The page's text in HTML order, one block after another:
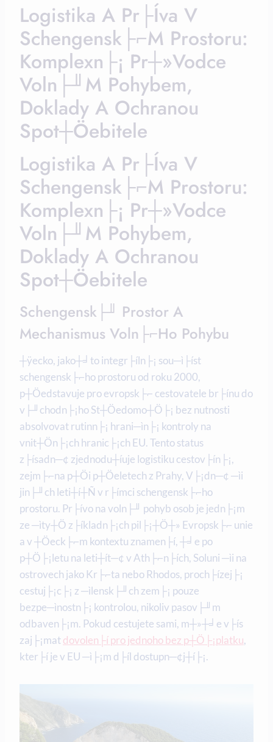
Logistika A Pr├íva V
Schengensk├⌐m Prostoru:
Komplexn├¡ Pr┼»vodce
Voln├╜m Pohybem,
Doklady A Ochranou
Spot┼Öebitele
Logistika A Pr├íva V
Schengensk├⌐m Prostoru:
Komplexn├¡ Pr┼»vodce
Voln├╜m Pohybem,
Doklady A Ochranou
Spot┼Öebitele
Schengensk├╜ Prostor A
Mechanismus Voln├⌐ho Pohybu
┼ÿecko, jako┼╛to integr├íln├¡ sou─ì├íst
schengensk├⌐ho prostoru od roku 2000,
p┼Öedstavuje pro evropsk├⌐ cestovatele br├ínu do
v├╜chodn├¡ho St┼Öedomo┼Ö├¡ bez nutnosti
absolvovat rutinn├¡ hrani─ìn├¡ kontroly na
vnit┼Ön├¡ch hranic├¡ch EU. Tento status
z├ísadn─¢ zjednodu┼íuje logistiku cestov├ín├¡,
zejm├⌐na p┼Öi p┼Öeletech z Prahy, V├¡dn─¢ ─ìi
jin├╜ch leti┼í┼Ñ v r├ímci schengensk├⌐ho
prostoru. Pr├ívo na voln├╜ pohyb osob je jedn├¡m
ze ─ìty┼Ö z├íkladn├¡ch pil├¡┼Ö┼» Evropsk├⌐ unie
a v ┼Öeck├⌐m kontextu znamen├í, ┼╛e po
p┼Ö├¡letu na leti┼ít─¢ v Ath├⌐n├ích, Soluni ─ìi na
ostrovech jako Kr├⌐ta nebo Rhodos, proch├ízej├¡
cestuj├¡c├¡ z ─ìlensk├╜ch zem├¡ pouze
bezpe─ìnostn├¡ kontrolou, nikoliv pasov├╜m
odbaven├¡m. Pokud cestujete sami, m┼»┼╛e v├ís
zaj├¡matdovolen├í pro jednoho bez p┼Ö├¡platku,
kter├í je v EU ─ì├¡m d├íl dostupn─¢j┼í├¡.